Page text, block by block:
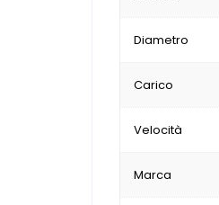
Diametro
Carico
Velocità
Marca